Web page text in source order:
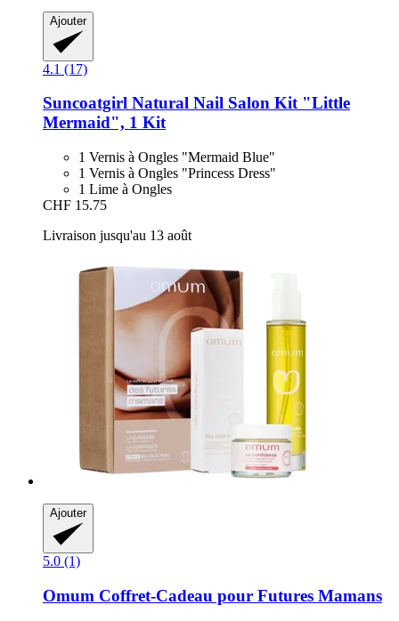
Ajouter
4.1 (17)
Suncoatgirl Natural Nail Salon Kit "Little
Mermaid", 1 Kit
1 Vernis à Ongles "Mermaid Blue"
1 Vernis à Ongles "Princess Dress"
1 Lime à Ongles
CHF 15.75
Livraison jusqu'au 13 août
Ajouter
5.0 (1)
Omum Coffret-​Cadeau pour Futures Mamans